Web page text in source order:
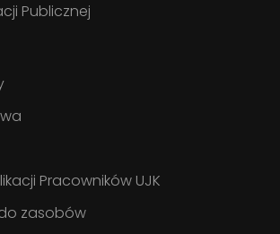
Publicznej
Pracowników UJK
zasobów